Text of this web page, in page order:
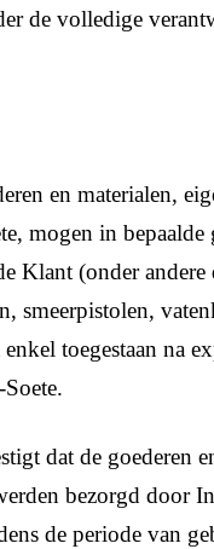
de volledige
en materialen,
mogen in
Klant (onder andere
smeerpistolen,
enkel toegestaan na
dat de goederen
bezorgd door
de periode van